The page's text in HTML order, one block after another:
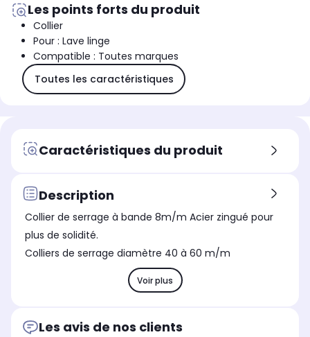
Les points forts du produit
Collier
Pour : Lave linge
Compatible : Toutes marques
Toutes les caractéristiques
Caractéristiques du produit
Description
Collier de serrage à bande 8m/m Acier zingué pour
plus de solidité.
Colliers de serrage diamètre 40 à 60 m/m
Voir plus
Les avis de nos clients